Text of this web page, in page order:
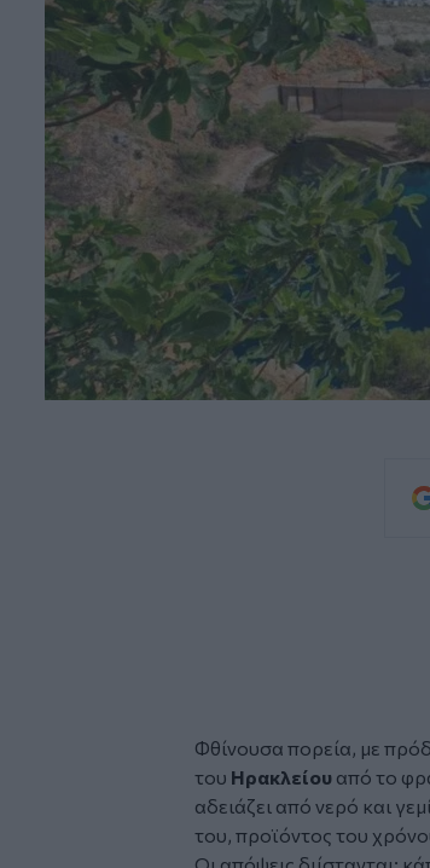
Φθίνουσα πορεία, με
του Ηρακλείου από το
αδειάζει από νερό και
του, προϊόντος του